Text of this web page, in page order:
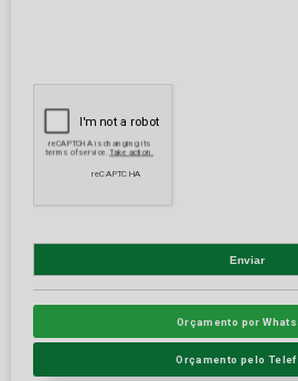
Orçamento por
Orçamento pelo